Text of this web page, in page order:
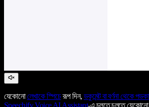
যেকোনোলেখাকে স্পিচেরূপ দিন, ডকুমেন্ট বা বর্ণনা থেকে